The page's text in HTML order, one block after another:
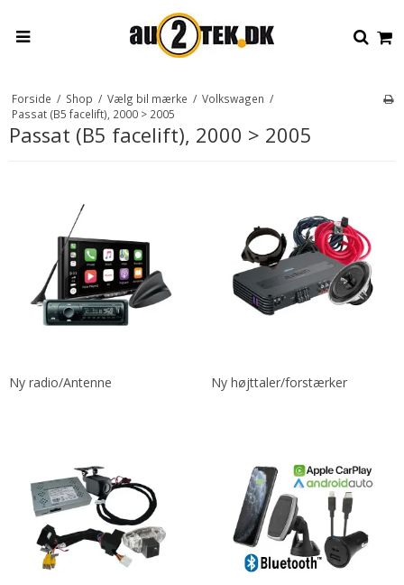
Forside / Shop / Vælg bil mærke / Volkswagen /
Passat (B5 facelift), 2000 > 2005
Passat (B5 facelift), 2000 > 2005
Ny radio/Antenne Ny højttaler/forstærker